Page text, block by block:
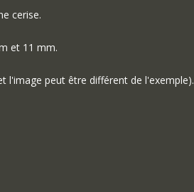
cerise.
et 11 mm.
l'image peut être différent de l'exemple).